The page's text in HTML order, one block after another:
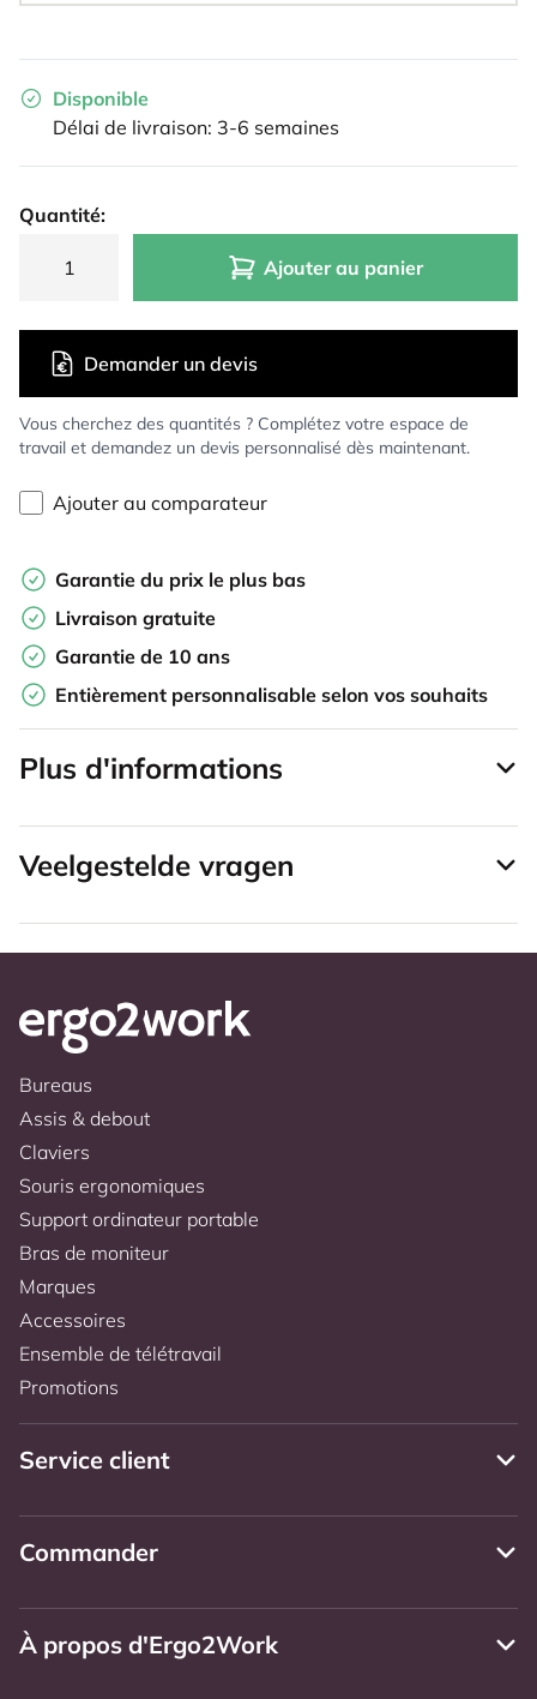
Disponible
Délai de livraison: 3-6 semaines
Quantité:
Ajouter au panier
Vous cherchez des quantités ? Complétez votre espace de
travail et demandez un devis personnalisé dès maintenant.
Demander un devis
Ajouter au comparateur
Garantie du prix le plus bas
Livraison gratuite
Garantie de 10 ans
Entièrement personnalisable selon vos souhaits
Plus d'informations
Veelgestelde vragen
Bureaus
Assis & debout
Claviers
Souris ergonomiques
Support ordinateur portable
Bras de moniteur
Marques
Accessoires
Ensemble de télétravail
Promotions
Service client
Commander
À propos d'Ergo2Work